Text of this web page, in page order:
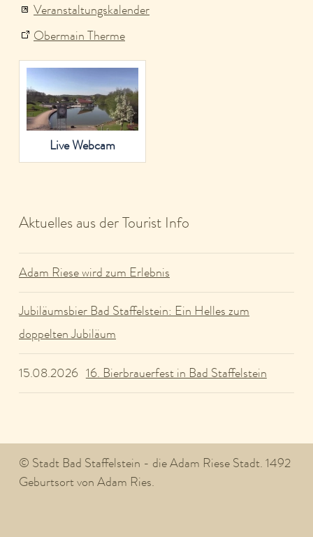
Veranstaltungskalender
Obermain Therme
Live Webcam
Aktuelles aus der Tourist Info
Adam Riese wird zum Erlebnis
Jubiläumsbier Bad Staffelstein: Ein Helles zum
doppelten Jubiläum
15.08.2026 16. Bierbrauerfest in Bad Staffelstein
© Stadt Bad Staffelstein - die Adam Riese Stadt. 1492
Geburtsort von Adam Ries.